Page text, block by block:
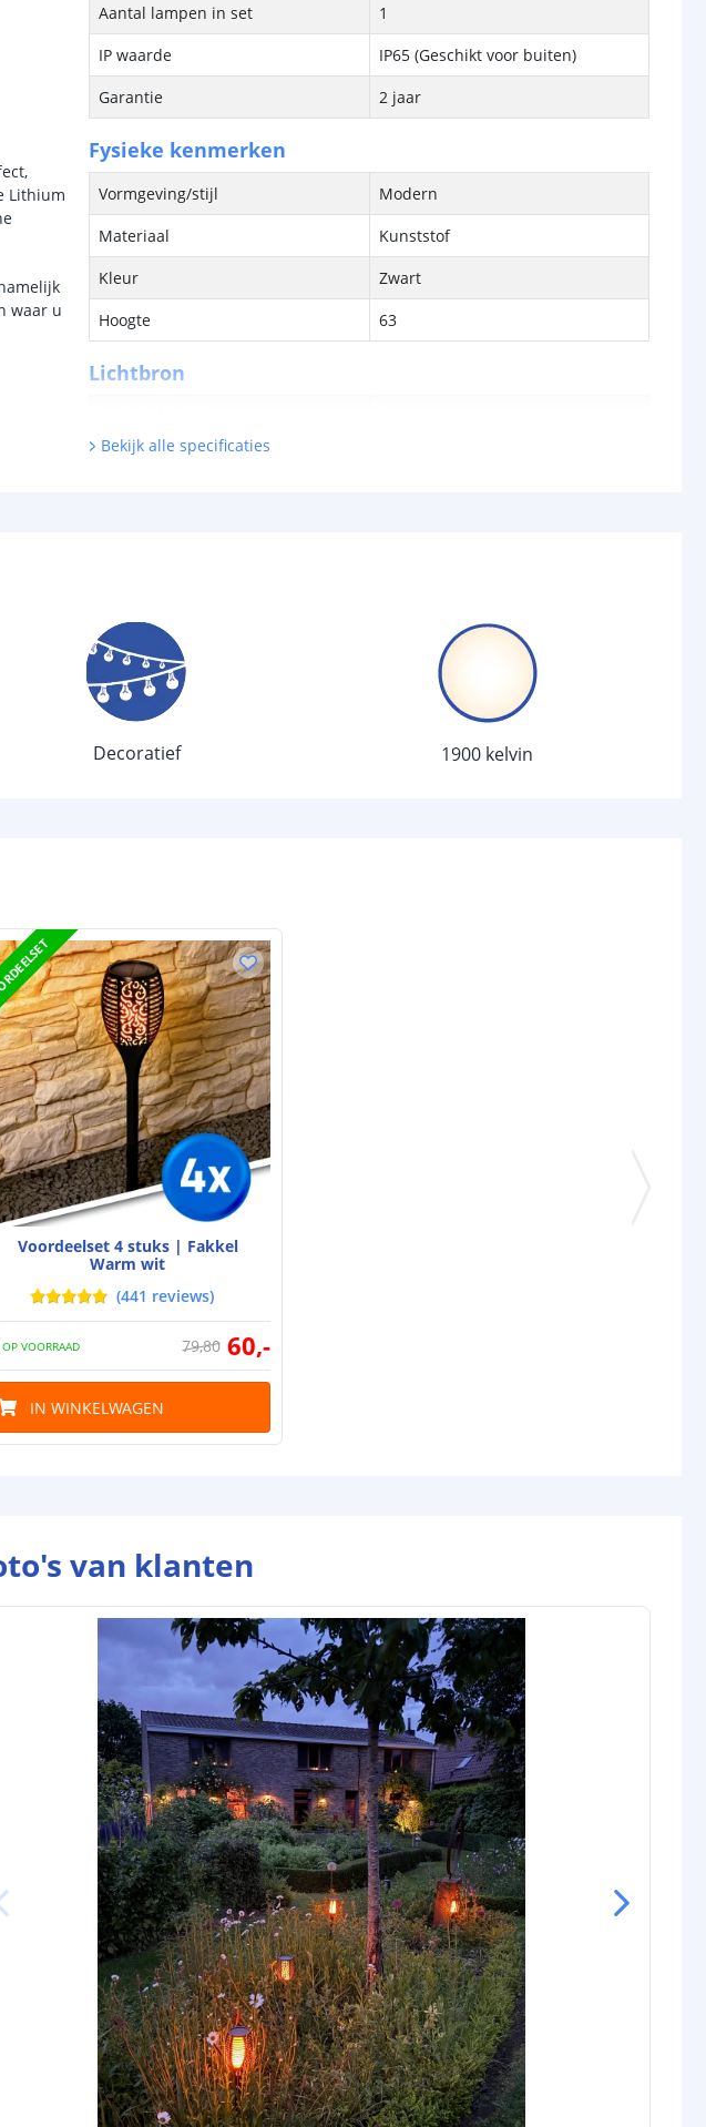
Lithium
waar u
Aantal lampen in set
1
IP waarde
IP65 (Geschikt voor buiten)
Garantie
2 jaar
Fysieke kenmerken
Vormgeving/stijl
Modern
Materiaal
Kunststof
Kleur
Zwart
Hoogte
63
Lichtbron
Type LED
Aantal LEDS
Sensor en schakelaar
Schemersensor
Bewegingssensor
Schakelaar aan/uit
Aantal lichtstanden
Batterij
Type batterij
Capaciteit
Aantal batterijen
Laadtijd
Brandduur
Solar paneel
Capaciteit
Bekijk alle specificaties
Decoratief 1900 kelvin
Voordeelset 4 stuks | Fakkel
Warm wit
(441 reviews)
OP VOORRAAD 79,80 60,-
IN WINKELWAGEN
van klanten